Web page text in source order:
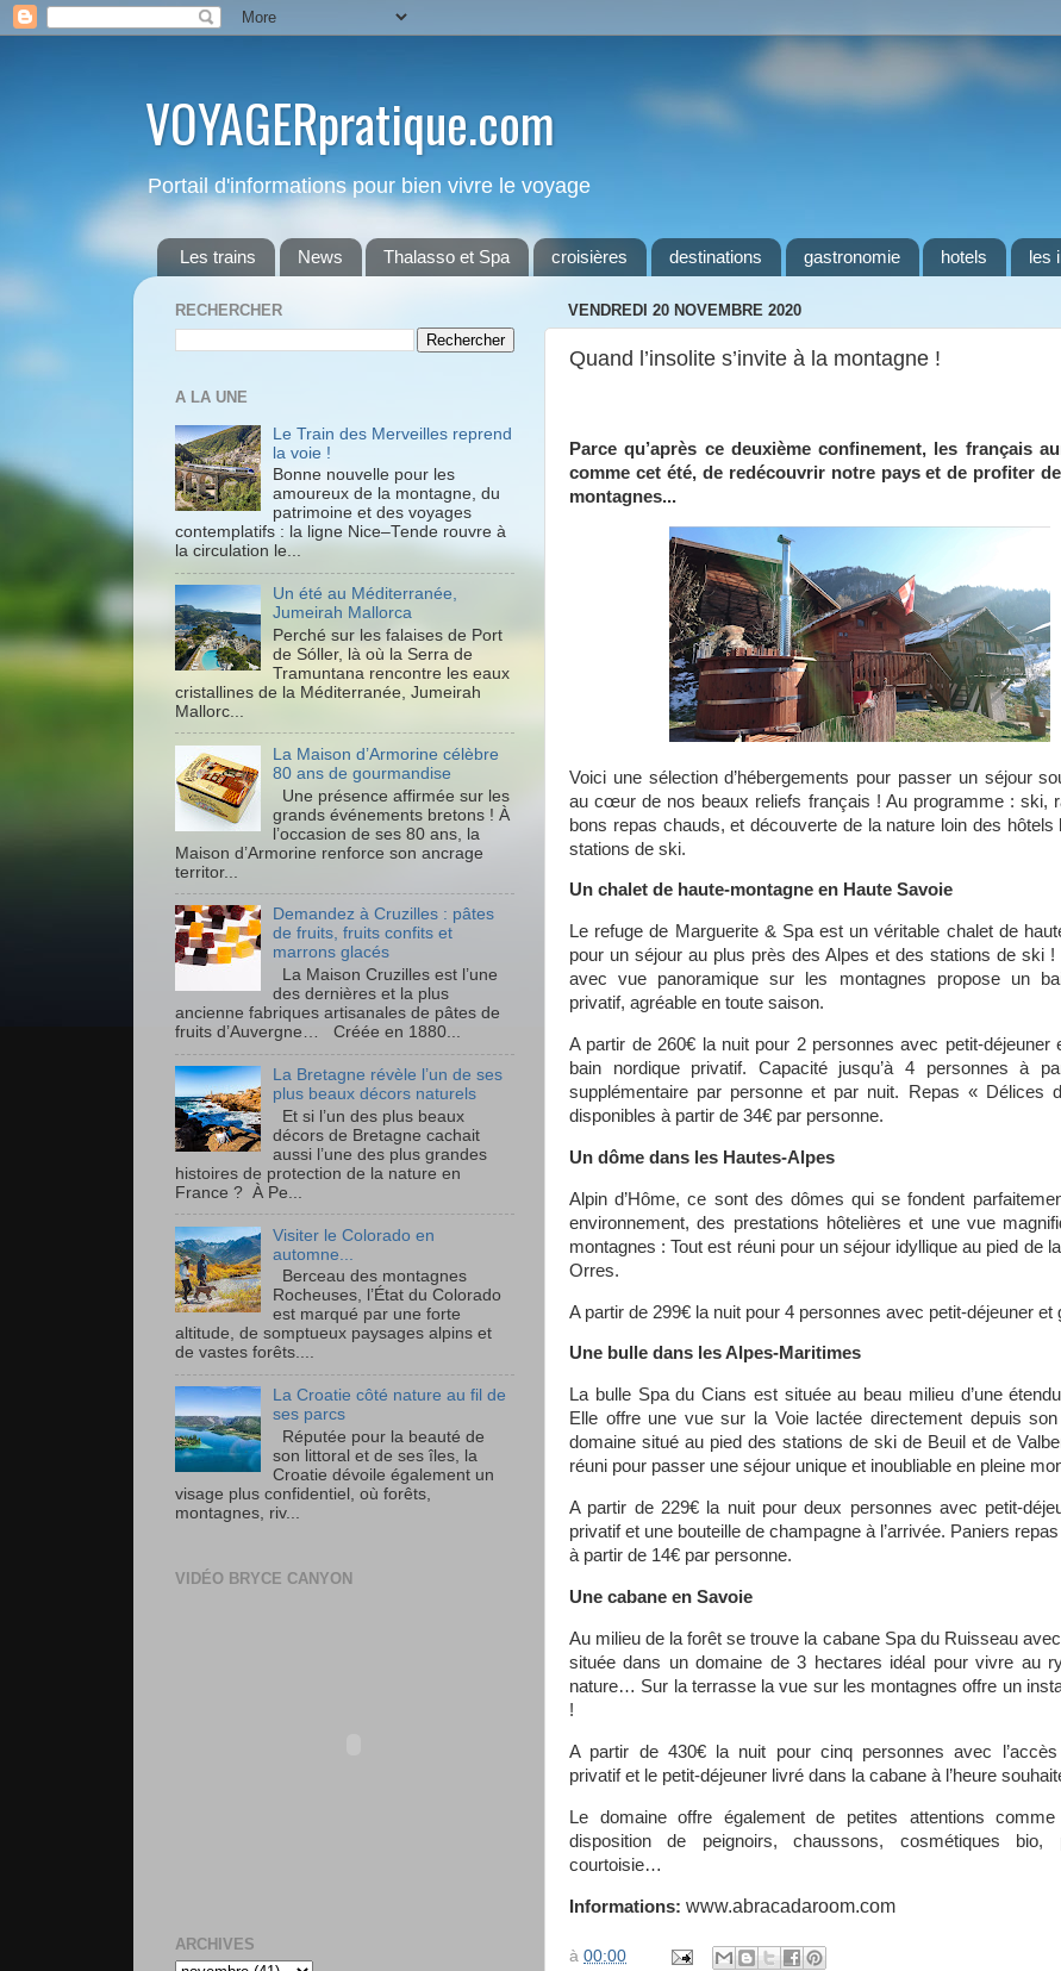
VOYAGERpratique.com
Portail d'informations pour bien vivre le voyage
Les trains News Thalasso et Spa croisières destinations gastronomie hotels les
VENDREDI 20 NOVEMBRE 2020
Quand l’insolite s’invite à la montagne !
Parce qu’après ce deuxième confinement, les français
comme cet été, de redécouvrir notre pays et de profiter
montagnes...
Voici une sélection d’hébergements pour passer un séjour
au cœur de nos beaux reliefs français ! Au programme : ski,
bons repas chauds, et découverte de la nature loin des hôtels
stations de ski.
Un chalet de haute-montagne en Haute Savoie
Le refuge de Marguerite & Spa est un véritable chalet de
pour un séjour au plus près des Alpes et des stations de ski !
avec vue panoramique sur les montagnes propose un
privatif, agréable en toute saison.
A partir de 260€ la nuit pour 2 personnes avec petit-déjeuner
bain nordique privatif. Capacité jusqu’à 4 personnes à
supplémentaire par personne et par nuit. Repas « Délices
disponibles à partir de 34€ par personne.
Un dôme dans les Hautes-Alpes
Alpin d’Hôme, ce sont des dômes qui se fondent
environnement, des prestations hôtelières et une vue
montagnes : Tout est réuni pour un séjour idyllique au pied de
Orres.
A partir de 299€ la nuit pour 4 personnes avec petit-déjeuner et
Une bulle dans les Alpes-Maritimes
La bulle Spa du Cians est située au beau milieu d’une
Elle offre une vue sur la Voie lactée directement depuis
domaine situé au pied des stations de ski de Beuil et de
réuni pour passer une séjour unique et inoubliable en pleine
A partir de 229€ la nuit pour deux personnes avec petit-
privatif et une bouteille de champagne à l’arrivée. Paniers
à partir de 14€ par personne.
Une cabane en Savoie
Au milieu de la forêt se trouve la cabane Spa du Ruisseau
située dans un domaine de 3 hectares idéal pour vivre au
nature… Sur la terrasse la vue sur les montagnes offre un
!
A partir de 430€ la nuit pour cinq personnes avec
privatif et le petit-déjeuner livré dans la cabane à l’heure
Le domaine offre également de petites attentions
disposition de peignoirs, chaussons, cosmétiques bio,
courtoisie…
Informations: www.abracadaroom.com
à 00:00
RECHERCHER
A LA UNE
Le Train des Merveilles reprend
la voie !
Bonne nouvelle pour les
amoureux de la montagne, du
patrimoine et des voyages
contemplatifs : la ligne Nice–Tende rouvre à
la circulation le...
Un été au Méditerranée,
Jumeirah Mallorca
Perché sur les falaises de Port
de Sóller, là où la Serra de
Tramuntana rencontre les eaux
cristallines de la Méditerranée, Jumeirah
Mallorc...
La Maison d’Armorine célèbre
80 ans de gourmandise
Une présence affirmée sur les
grands événements bretons ! À
l’occasion de ses 80 ans, la
Maison d’Armorine renforce son ancrage
territor...
Demandez à Cruzilles : pâtes
de fruits, fruits confits et
marrons glacés
La Maison Cruzilles est l’une
des dernières et la plus
ancienne fabriques artisanales de pâtes de
fruits d’Auvergne… Créée en 1880...
La Bretagne révèle l’un de ses
plus beaux décors naturels
Et si l’un des plus beaux
décors de Bretagne cachait
aussi l’une des plus grandes
histoires de protection de la nature en
France ? À Pe...
Visiter le Colorado en
automne...
Berceau des montagnes
Rocheuses, l’État du Colorado
est marqué par une forte
altitude, de somptueux paysages alpins et
de vastes forêts....
La Croatie côté nature au fil de
ses parcs
Réputée pour la beauté de
son littoral et de ses îles, la
Croatie dévoile également un
visage plus confidentiel, où forêts,
montagnes, riv...
VIDÉO BRYCE CANYON
ARCHIVES